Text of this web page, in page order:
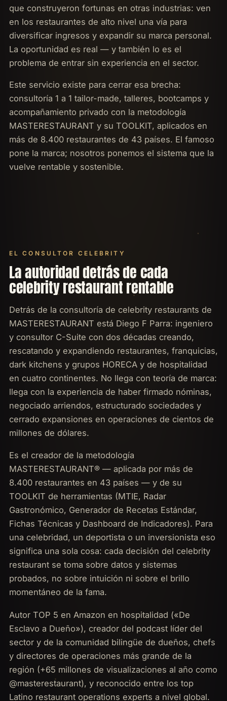
que construyeron fortunas en otras industrias: ven
en los restaurantes de alto nivel una vía para
diversificar ingresos y expandir su marca personal.
La oportunidad es real — y también lo es el
problema de entrar sin experiencia en el sector.
Este servicio existe para cerrar esa brecha:
consultoría 1 a 1 tailor-made, talleres, bootcamps y
acompañamiento privado con la metodología
MASTERESTAURANT y su TOOLKIT, aplicados en
más de 8.400 restaurantes de 43 países. El famoso
pone la marca; nosotros ponemos el sistema que la
vuelve rentable y sostenible.
EL CONSULTOR CELEBRITY
La autoridad detrás de cada
celebrity restaurant rentable
Detrás de la consultoría de celebrity restaurants de
MASTERESTAURANT está Diego F Parra: ingeniero
y consultor C-Suite con dos décadas creando,
rescatando y expandiendo restaurantes, franquicias,
dark kitchens y grupos HORECA y de hospitalidad
en cuatro continentes. No llega con teoría de marca:
llega con la experiencia de haber firmado nóminas,
negociado arriendos, estructurado sociedades y
cerrado expansiones en operaciones de cientos de
millones de dólares.
Es el creador de la metodología
MASTERESTAURANT® — aplicada por más de
8.400 restaurantes en 43 países — y de su
TOOLKIT de herramientas (MTIE, Radar
Gastronómico, Generador de Recetas Estándar,
Fichas Técnicas y Dashboard de Indicadores). Para
una celebridad, un deportista o un inversionista eso
significa una sola cosa: cada decisión del celebrity
restaurant se toma sobre datos y sistemas
probados, no sobre intuición ni sobre el brillo
momentáneo de la fama.
Autor TOP 5 en Amazon en hospitalidad («De
Esclavo a Dueño»), creador del podcast líder del
sector y de la comunidad bilingüe de dueños, chefs
y directores de operaciones más grande de la
región (+65 millones de visualizaciones al año como
@masterestaurant), y reconocido entre los top
Latino restaurant operations experts a nivel global.